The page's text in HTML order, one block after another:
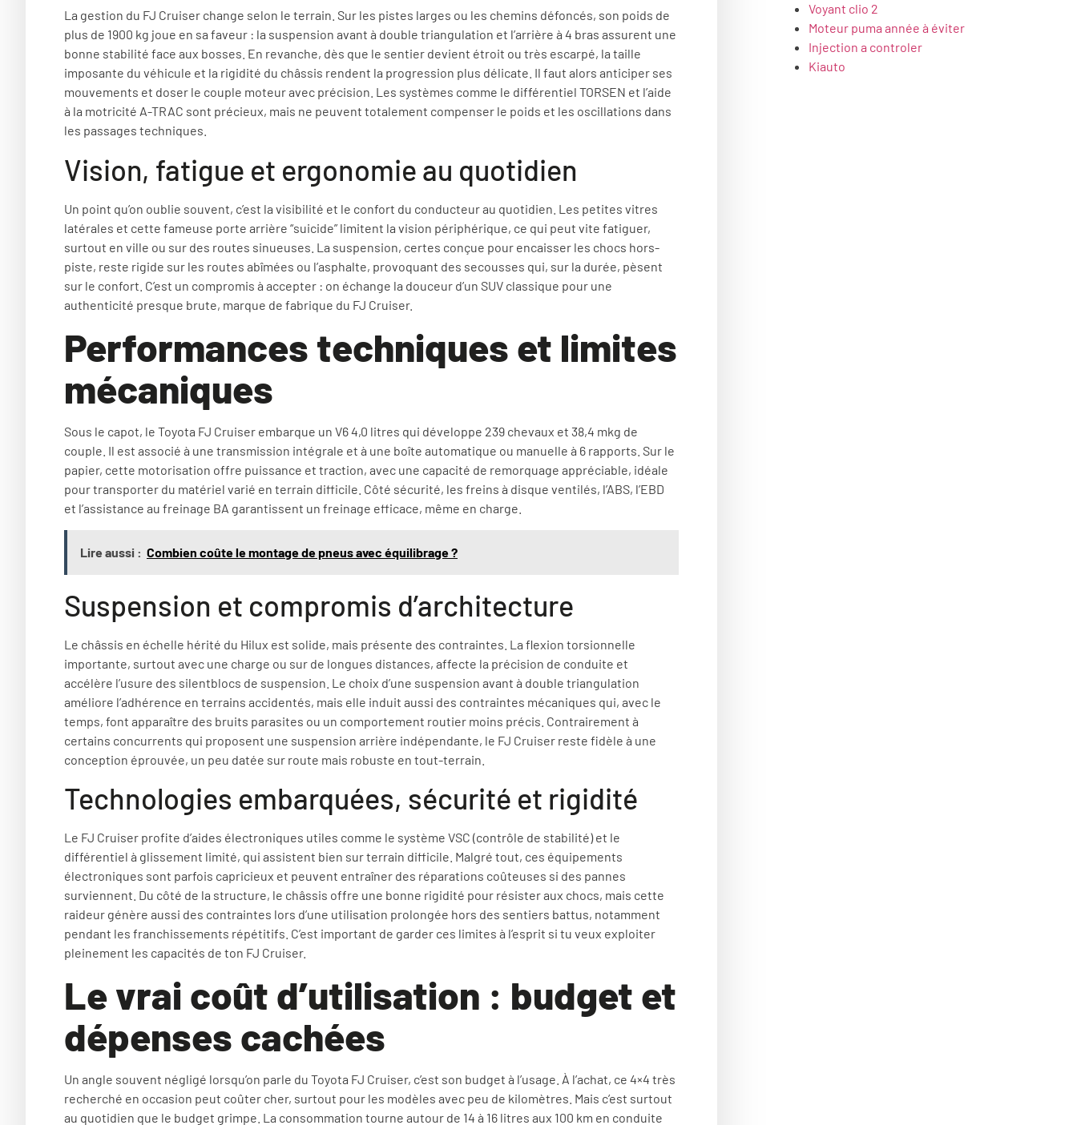
La gestion du FJ Cruiser change selon le terrain. Sur les pistes larges ou les chemins défoncés, son poids de
plus de 1900 kg joue en sa faveur : la suspension avant à double triangulation et l’arrière à 4 bras assurent une
bonne stabilité face aux bosses. En revanche, dès que le sentier devient étroit ou très escarpé, la taille
imposante du véhicule et la rigidité du châssis rendent la progression plus délicate. Il faut alors anticiper ses
mouvements et doser le couple moteur avec précision. Les systèmes comme le différentiel TORSEN et l’aide
à la motricité A-TRAC sont précieux, mais ne peuvent totalement compenser le poids et les oscillations dans
les passages techniques.
Vision, fatigue et ergonomie au quotidien
Un point qu’on oublie souvent, c’est la visibilité et le confort du conducteur au quotidien. Les petites vitres
latérales et cette fameuse porte arrière “suicide” limitent la vision périphérique, ce qui peut vite fatiguer,
surtout en ville ou sur des routes sinueuses. La suspension, certes conçue pour encaisser les chocs hors-
piste, reste rigide sur les routes abîmées ou l’asphalte, provoquant des secousses qui, sur la durée, pèsent
sur le confort. C’est un compromis à accepter : on échange la douceur d’un SUV classique pour une
authenticité presque brute, marque de fabrique du FJ Cruiser.
Performances techniques et limites
mécaniques
Sous le capot, le Toyota FJ Cruiser embarque un V6 4,0 litres qui développe 239 chevaux et 38,4 mkg de
couple. Il est associé à une transmission intégrale et à une boîte automatique ou manuelle à 6 rapports. Sur le
papier, cette motorisation offre puissance et traction, avec une capacité de remorquage appréciable, idéale
pour transporter du matériel varié en terrain difficile. Côté sécurité, les freins à disque ventilés, l’ABS, l’EBD
et l’assistance au freinage BA garantissent un freinage efficace, même en charge.
Lire aussi : Combien coûte le montage de pneus avec équilibrage ?
Suspension et compromis d’architecture
Le châssis en échelle hérité du Hilux est solide, mais présente des contraintes. La flexion torsionnelle
importante, surtout avec une charge ou sur de longues distances, affecte la précision de conduite et
accélère l’usure des silentblocs de suspension. Le choix d’une suspension avant à double triangulation
améliore l’adhérence en terrains accidentés, mais elle induit aussi des contraintes mécaniques qui, avec le
temps, font apparaître des bruits parasites ou un comportement routier moins précis. Contrairement à
certains concurrents qui proposent une suspension arrière indépendante, le FJ Cruiser reste fidèle à une
conception éprouvée, un peu datée sur route mais robuste en tout-terrain.
Technologies embarquées, sécurité et rigidité
Le FJ Cruiser profite d’aides électroniques utiles comme le système VSC (contrôle de stabilité) et le
différentiel à glissement limité, qui assistent bien sur terrain difficile. Malgré tout, ces équipements
électroniques sont parfois capricieux et peuvent entraîner des réparations coûteuses si des pannes
surviennent. Du côté de la structure, le châssis offre une bonne rigidité pour résister aux chocs, mais cette
raideur génère aussi des contraintes lors d’une utilisation prolongée hors des sentiers battus, notamment
pendant les franchissements répétitifs. C’est important de garder ces limites à l’esprit si tu veux exploiter
pleinement les capacités de ton FJ Cruiser.
Le vrai coût d’utilisation : budget et
dépenses cachées
Un angle souvent négligé lorsqu’on parle du Toyota FJ Cruiser, c’est son budget à l’usage. À l’achat, ce 4×4 très
recherché en occasion peut coûter cher, surtout pour les modèles avec peu de kilomètres. Mais c’est surtout
au quotidien que le budget grimpe. La consommation tourne autour de 14 à 16 litres aux 100 km en conduite
Voyant clio 2
Moteur puma année à éviter
Injection a controler
Kiauto